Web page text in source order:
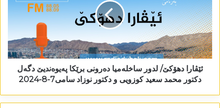
ئێڤارا دھۆکێ/ لدور ساخلەمیا دەرونی برێکا پەیوەندیێ دگەل
دکتور محمد سعید کوزویی و دکتور نوزاد سامی7-8-2024